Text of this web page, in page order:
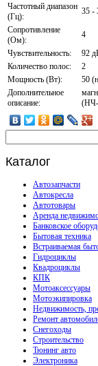
Частотный диапазон
(Гц):
35 -
Сопротивление
(Ом):
4
Чувствительность:
92
Количество полос:
2
Мощность (Вт):
50
Дополнительное
описание:
(НЧ-
Каталог
Автозапчасти
Автокресла
Автотовары
Аренда
Банковское
Бытовая техника
Встраиваемая
Гидроциклы
Квадроциклы
КПК
Мотоаксессуары
Мотоэкипировка
Недвижимость,
Ремонт
Снегоходы
Строительство
Тюнинг авто
Электроника